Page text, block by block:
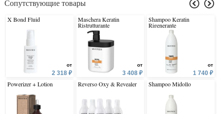
Сопутствующие товары
X Bond Fluid
от
2 318 ₽
Powerizer + Lotion
Maschera Keratin
Ristrutturante
от
3 408 ₽
Reverso Oxy & Revealer
Shampoo Keratin
Rigenerante
от
1 740 ₽
Shampoo Midollo